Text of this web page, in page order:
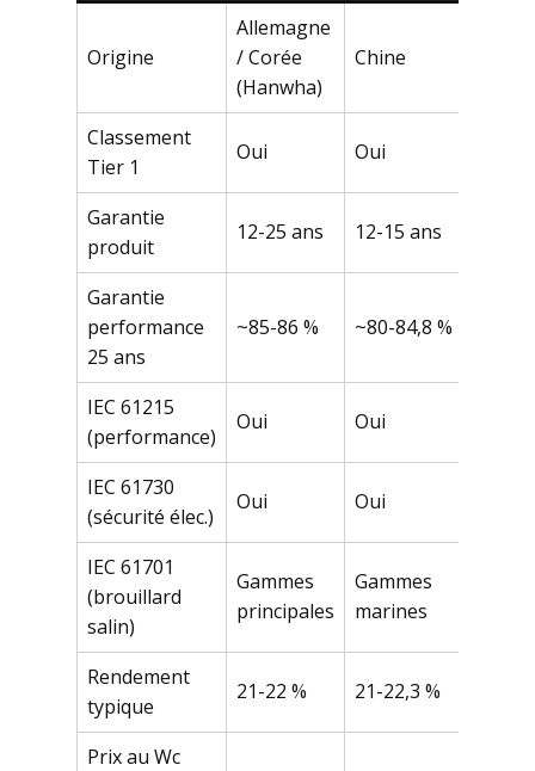
Origine
Allemagne
/ Corée
(Hanwha)
Chine
Classement
Tier 1
Oui Oui
Garantie
produit
12-25 ans 12-15 ans
Garantie
performance
25 ans
~85-86 % ~80-84,8 %
IEC 61215
(performance)
Oui Oui
IEC 61730
(sécurité élec.)
Oui Oui
IEC 61701
(brouillard
salin)
Gammes
principales
Gammes
marines
Rendement
typique
21-22 % 21-22,3 %
Prix au Wc